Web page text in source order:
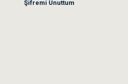
Şifremi Unuttum